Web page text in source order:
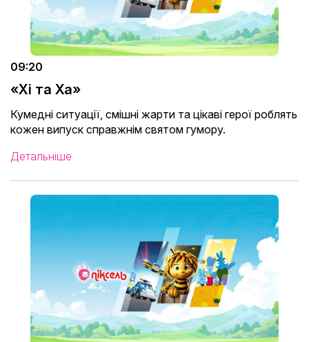
09:20
«Хі та Ха»
Кумедні ситуації, смішні жарти та цікаві герої роблять
кожен випуск справжнім святом гумору.
Детальніше